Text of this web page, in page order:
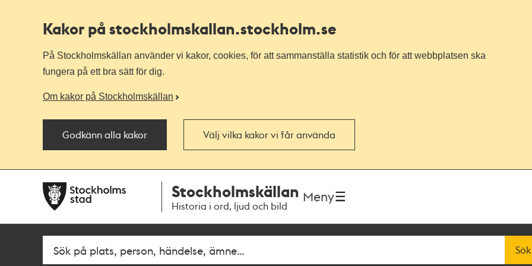
Kakor på stockholmskallan.stockholm.se
På Stockholmskällan använder vi kakor, cookies, för att sammanställa statistik och för att webbplatsen ska
fungera på ett bra sätt för dig.
Om kakor på Stockholmskällan
Godkänn alla kakor Välj vilka kakor vi får använda
navigationen
huvudinnehållet
Stockholmskällan
Historia i ord, ljud och bild
Meny
Fritextsök Sök